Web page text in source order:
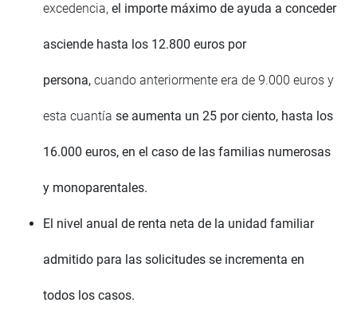
excedencia,el importe máximo de ayuda a conceder
asciende hasta los 12.800 euros por
persona, cuando anteriormente era de 9.000 euros y
esta cuantíase aumenta un 25 por ciento, hasta los
16.000 euros, en el caso de las familias numerosas
y monoparentales.
El nivel anual de renta neta de la unidad familiar
admitido para las solicitudes se incrementa en
todos los casos.